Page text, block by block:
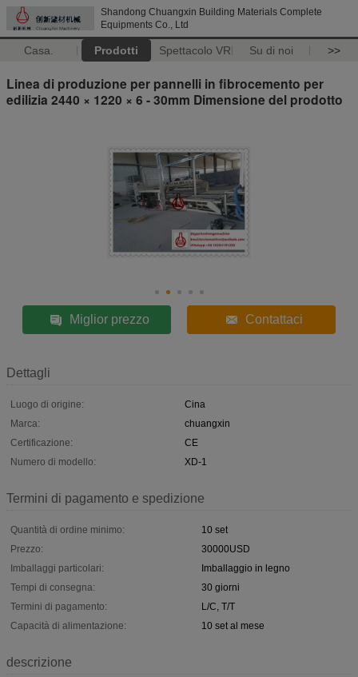
Shandong Chuangxin Building Materials Complete
Equipments Co., Ltd
Casa. Prodotti Spettacolo VR Su di noi >>
Linea di produzione per pannelli in fibrocemento per
edilizia 2440 × 1220 × 6 - 30mm Dimensione del prodotto
Miglior prezzo Contattaci
Dettagli
Luogo di origine:
Cina
Marca:
chuangxin
Certificazione:
CE
Numero di modello:
XD-1
Termini di pagamento e spedizione
Quantità di ordine minimo:
10 set
Prezzo:
30000USD
Imballaggi particolari:
Imballaggio in legno
Tempi di consegna:
30 giorni
Termini di pagamento:
L/C, T/T
Capacità di alimentazione:
10 set al mese
descrizione